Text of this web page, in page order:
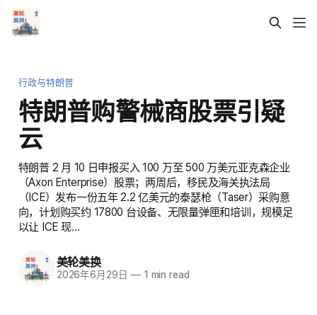
行政与特朗普
特朗普购警械商股票引疑
云
特朗普 2 月 10 日申报买入 100 万至 500 万美元亚克森企业
（Axon Enterprise）股票；两周后，移民及海关执法局
（ICE）发布一份五年 2.2 亿美元的泰瑟枪（Taser）采购意
向，计划购买约 17800 台设备、无限量弹匣和培训，规模足
以让 ICE 现…
美轮美换
2026年6月29日 —1 min read